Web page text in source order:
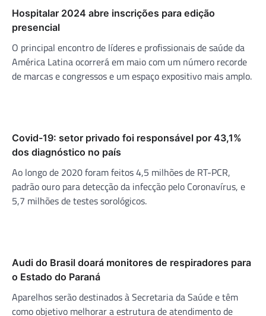
Hospitalar 2024 abre inscrições para edição
presencial
O principal encontro de líderes e profissionais de saúde da
América Latina ocorrerá em maio com um número recorde
de marcas e congressos e um espaço expositivo mais amplo.
Covid-19: setor privado foi responsável por 43,1%
dos diagnóstico no país
Ao longo de 2020 foram feitos 4,5 milhões de RT-PCR,
padrão ouro para detecção da infecção pelo Coronavírus, e
5,7 milhões de testes sorológicos.
Audi do Brasil doará monitores de respiradores para
o Estado do Paraná
Aparelhos serão destinados à Secretaria da Saúde e têm
como objetivo melhorar a estrutura de atendimento de